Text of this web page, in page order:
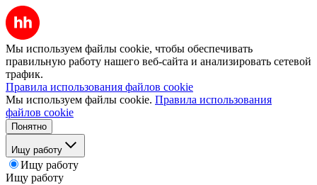
Мы используем файлы cookie, чтобы обеспечивать
правильную работу нашего веб-сайта и анализировать сетевой
трафик.
Правила использования файлов cookie
Мы используем файлы cookie. Правила использования
файлов cookie
Понятно
Ищу работу
Ищу работу
Ищу работу